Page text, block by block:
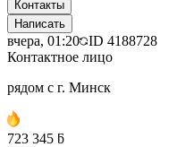
Контакты
Написать
вчера, 01:20 ID 4188728
Контактное лицо
рядом с г. Минск
723 345 ƃ